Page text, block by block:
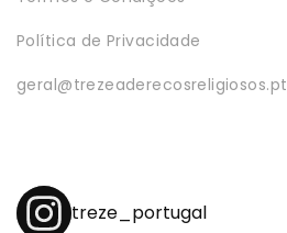
Política de Privacidade
geral@trezeaderecosreligiosos.pt
treze_portugal